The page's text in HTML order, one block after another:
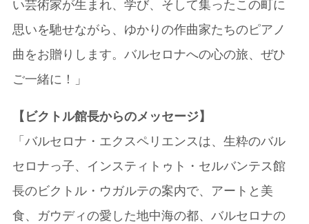
い芸術家が生まれ、学び、そして集ったこの町に
思いを馳せながら、ゆかりの作曲家たちのピアノ
曲をお贈りします。バルセロナへの心の旅、ぜひ
ご一緒に！」
【ビクトル館長からのメッセージ】
「バルセロナ・エクスペリエンスは、生粋のバル
セロナっ子、インスティトゥト・セルバンテス館
長のビクトル・ウガルテの案内で、アートと美
食、ガウディの愛した地中海の都、バルセロナの